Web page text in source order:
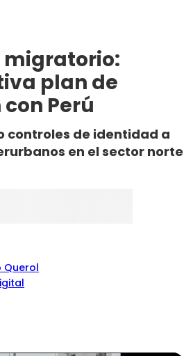
migratorio:
plan de
Perú
controles de identidad a
en el sector norte
Querol